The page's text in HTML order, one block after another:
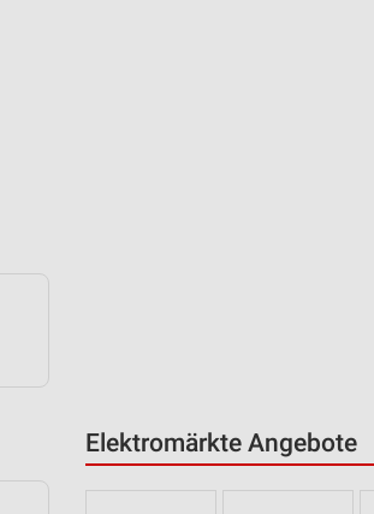
Elektromärkte Angebote